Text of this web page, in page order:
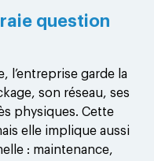
question
l’entreprise garde la
son réseau, ses
physiques. Cette
elle implique aussi
: maintenance,